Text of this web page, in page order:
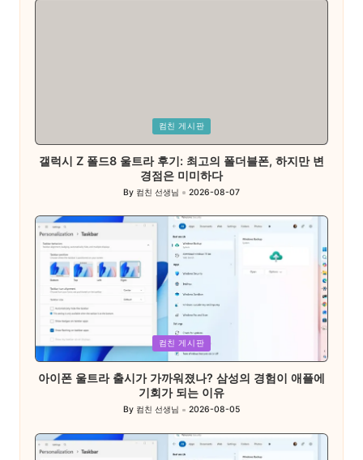
in
컴친 게시판
갤럭시 Z 폴드8 울트라 후기: 최고의 폴더블폰, 하지만 변
경점은 미미하다
Posted
By 컴친 선생님 2026-08-07
Posted
in
컴친 게시판
아이폰 울트라 출시가 가까워졌나? 삼성의 경험이 애플에
기회가 되는 이유
Posted
By 컴친 선생님 2026-08-05